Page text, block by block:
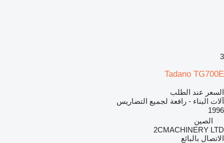
3
Tadano TG700E
السعر عند الطلب
آلات البناء - رافعة لجميع التضاريس
1996
الصين
2CMACHINERY LTD
الاتصال بالبائع